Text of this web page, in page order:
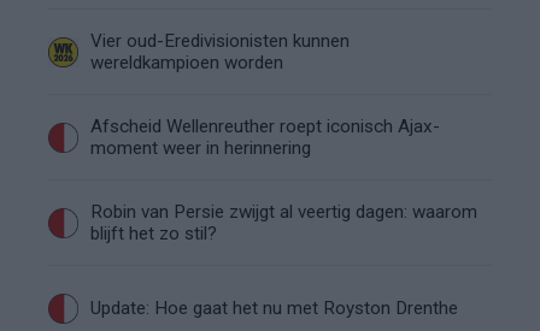
Vier oud-Eredivisionisten kunnen
wereldkampioen worden
Afscheid Wellenreuther roept iconisch Ajax-
moment weer in herinnering
Robin van Persie zwijgt al veertig dagen: waarom
blijft het zo stil?
Update: Hoe gaat het nu met Royston Drenthe